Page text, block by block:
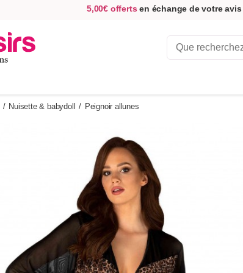
5,00€ offerts en échange de votre avis
/ Nuisette & babydoll / Peignoir allunes